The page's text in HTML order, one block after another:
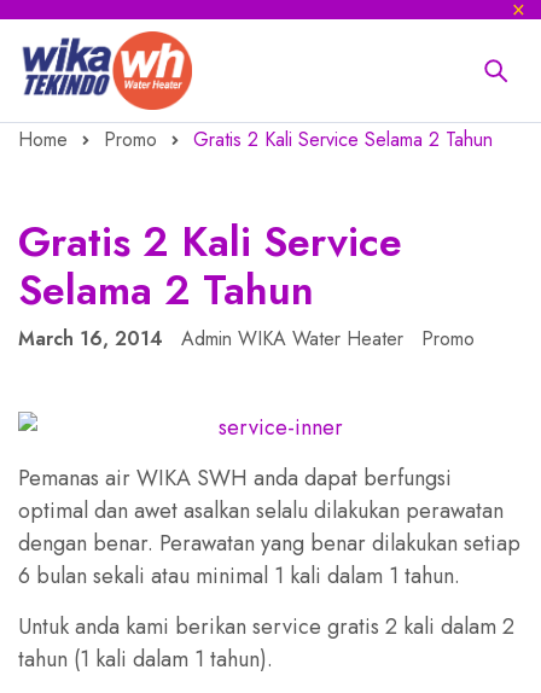
Home Promo Gratis 2 Kali Service Selama 2 Tahun
Gratis 2 Kali Service
Selama 2 Tahun
March 16, 2014 Admin WIKA Water Heater Promo
Pemanas air WIKA SWH anda dapat berfungsi
optimal dan awet asalkan selalu dilakukan perawatan
dengan benar. Perawatan yang benar dilakukan setiap
6 bulan sekali atau minimal 1 kali dalam 1 tahun.
Untuk anda kami berikan service gratis 2 kali dalam 2
tahun (1 kali dalam 1 tahun).